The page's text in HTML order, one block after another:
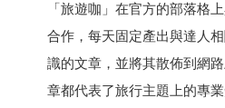
「旅遊咖」在官方的部落格
合作，每天固定產出與達人
識的文章，並將其散佈到網
章都代表了旅行主題上的專